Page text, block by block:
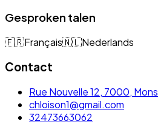
Gesproken talen
🇫🇷Français🇳🇱Nederlands
Contact
Rue Nouvelle 12, 7000, Mons
chloison1@gmail.com
32473663062